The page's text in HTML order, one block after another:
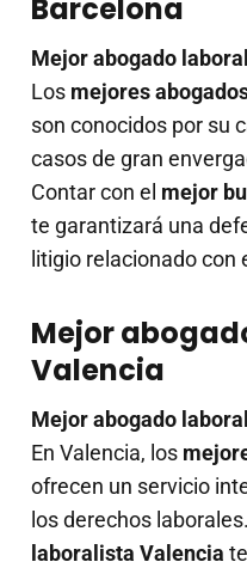
Barcelona
Mejor abogado
Los mejores
son conocidos por su
casos de gran
Contar con el mejor
te garantizará una
litigio relacionado con
Mejor
Valencia
Mejor abogado
En Valencia, los
ofrecen un servicio
los derechos
laboralista Valencia